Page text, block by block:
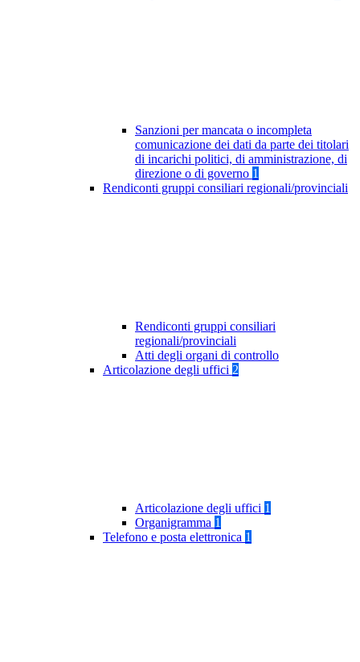
Sanzioni per mancata o incompleta
comunicazione dei dati da parte dei titolari
di incarichi politici, di amministrazione, di
direzione o di governo 1
Rendiconti gruppi consiliari regionali/provinciali
Rendiconti gruppi consiliari
regionali/provinciali
Atti degli organi di controllo
Articolazione degli uffici 2
Articolazione degli uffici 1
Organigramma 1
Telefono e posta elettronica 1